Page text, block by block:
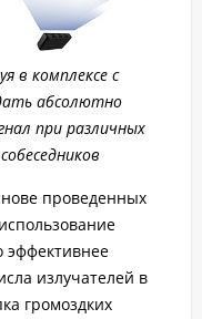
в комплексе с
абсолютно
при различных
проведенных
эффективнее
излучателей в
громоздких